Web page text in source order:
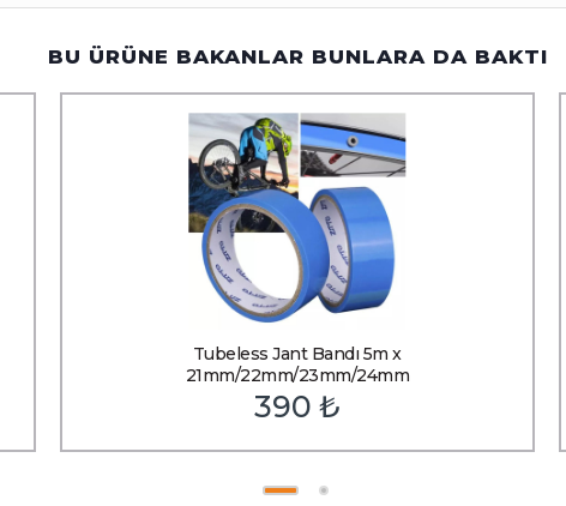
BU ÜRÜNE BAKANLAR BUNLARA DA BAKTI
Tubeless Jant Bandı 5m x
21mm/22mm/23mm/24mm
390₺